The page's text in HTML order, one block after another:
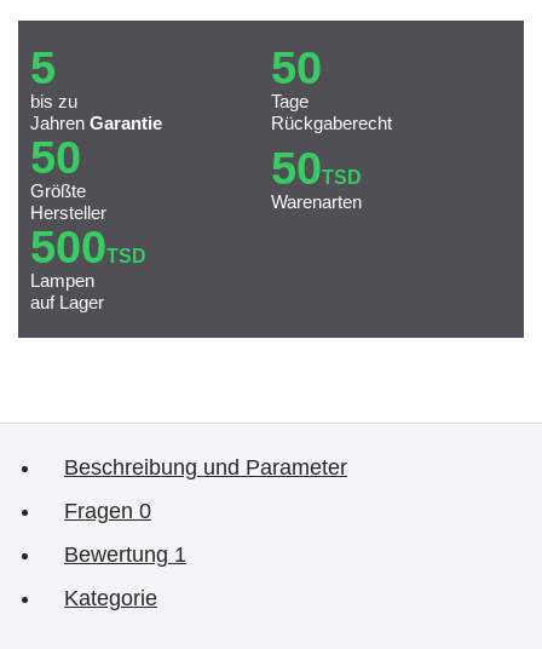
5
bis zu
Jahren Garantie
50
Tage
Rückgaberecht
50
Größte
Hersteller
50TSD
Warenarten
500TSD
Lampen
auf Lager
Beschreibung und Parameter
Fragen 0
Bewertung 1
Kategorie